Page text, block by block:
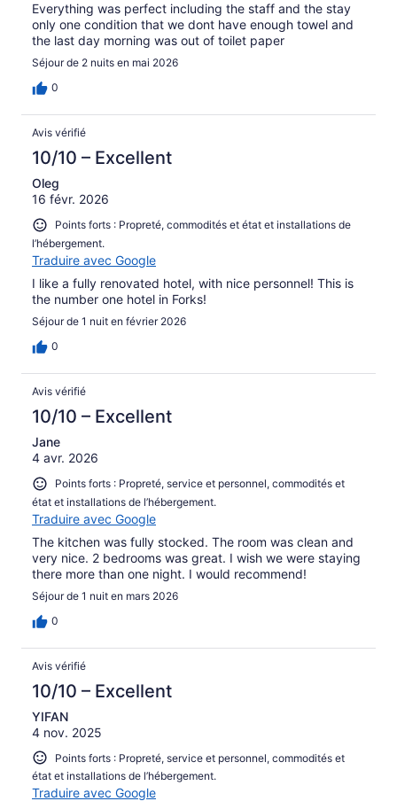
Everything was perfect including the staff and the stay
only one condition that we dont have enough towel and
the last day morning was out of toilet paper
Séjour de 2 nuits en mai 2026
0
Avis vérifié
10/10 – Excellent
Oleg
16 févr. 2026
Points forts : Propreté, commodités et état et installations de
l’hébergement.
Traduire avec Google
I like a fully renovated hotel, with nice personnel! This is
the number one hotel in Forks!
Séjour de 1 nuit en février 2026
0
Avis vérifié
10/10 – Excellent
Jane
4 avr. 2026
Points forts : Propreté, service et personnel, commodités et
état et installations de l’hébergement.
Traduire avec Google
The kitchen was fully stocked. The room was clean and
very nice. 2 bedrooms was great. I wish we were staying
there more than one night. I would recommend!
Séjour de 1 nuit en mars 2026
0
Avis vérifié
10/10 – Excellent
YIFAN
4 nov. 2025
Points forts : Propreté, service et personnel, commodités et
état et installations de l’hébergement.
Traduire avec Google